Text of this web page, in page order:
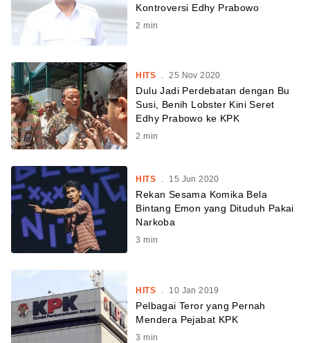
Kontroversi Edhy Prabowo
2 min
HITS . 25 Nov 2020
Dulu Jadi Perdebatan dengan Bu
Susi, Benih Lobster Kini Seret
Edhy Prabowo ke KPK
2 min
HITS . 15 Jun 2020
Rekan Sesama Komika Bela
Bintang Emon yang Dituduh Pakai
Narkoba
3 min
HITS 10 Jan 2019
Pelbagai Teror yang Pernah
Mendera Pejabat KPK
3 min